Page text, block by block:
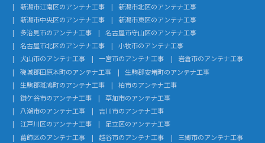
新潟市江南区のアンテナ工事
新潟市北区のアンテナ工事
新潟市中央区のアンテナ工事
新潟市東区のアンテナ工事
多治見市のアンテナ工事
名古屋市守山区のアンテナ工事
名古屋市北区のアンテナ工事
小牧市のアンテナ工事
犬山市のアンテナ工事
一宮市のアンテナ工事
岩倉市のアンテナ工事
磯城郡田原本町のアンテナ工事
生駒郡安堵町のアンテナ工事
生駒郡斑鳩町のアンテナ工事
柏市のアンテナ工事
鎌ケ谷市のアンテナ工事
草加市のアンテナ工事
八潮市のアンテナ工事
吉川市のアンテナ工事
江戸川区のアンテナ工事
足立区のアンテナ工事
葛飾区のアンテナ工事
越谷市のアンテナ工事
三郷市のアンテナ工事